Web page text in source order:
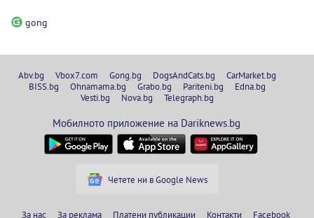
gong
Abv.bg Vbox7.com Gong.bg DogsAndCats.bg
CarMarket.bg
BISS.bg
Ohnamama.bg Grabo.bg Pariteni.bg
Edna.bg
Vesti.bg
Nova.bg Telegraph.bg
Мобилното приложение на Dariknews.bg
Четете ни в Google News
За нас За реклама Платени публикации Контакти Facebook